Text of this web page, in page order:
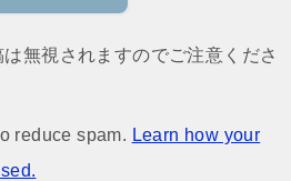
無視されますのでご注意くださ
reduce spam. Learn how your